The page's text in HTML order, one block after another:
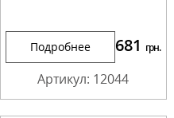
Подробнее 681 грн.
Артикул: 12044